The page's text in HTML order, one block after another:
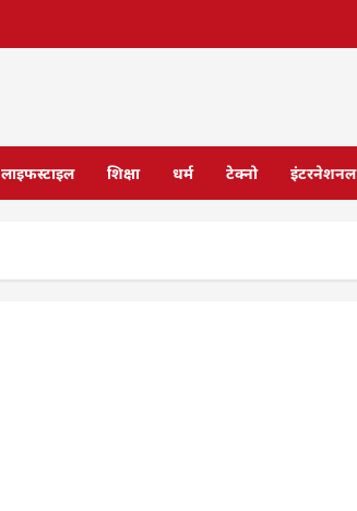
लाइफस्टाइल शिक्षा धर्म टेक्नो इंटरनेशनल